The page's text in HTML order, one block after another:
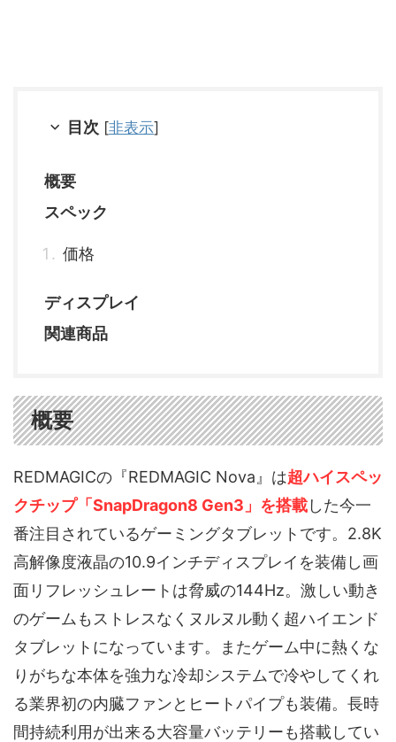
目次 [非表示]
概要
スペック
価格
ディスプレイ
関連商品
概要
REDMAGICの『REDMAGIC Nova』は超ハイスペッ
クチップ「SnapDragon8 Gen3」を搭載した今一
番注目されているゲーミングタブレットです。2.8K
高解像度液晶の10.9インチディスプレイを装備し画
面リフレッシュレートは脅威の144Hz。激しい動き
のゲームもストレスなくヌルヌル動く超ハイエンド
タブレットになっています。またゲーム中に熱くな
りがちな本体を強力な冷却システムで冷やしてくれ
る業界初の内臓ファンとヒートパイプも装備。長時
間持続利用が出来る大容量バッテリーも搭載してい